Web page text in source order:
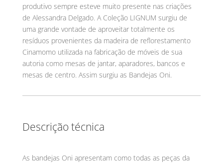
produtivo sempre esteve muito presente nas criações
de Alessandra Delgado. A Coleção LIGNUM surgiu de
uma grande vontade de aproveitar totalmente os
resíduos provenientes da madeira de reflorestamento
Cinamomo utilizada na fabricação de móveis de sua
autoria como mesas de jantar, aparadores, bancos e
mesas de centro. Assim surgiu as Bandejas Oni.
Descrição técnica
As bandejas Oni apresentam como todas as peças da